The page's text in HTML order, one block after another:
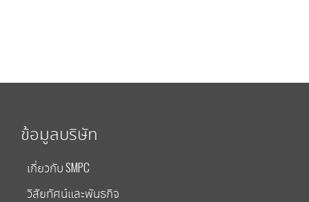
ข้อมูลบริษัท
เกี่ยวกับ SMPC
วิสัยทัศน์และพันธกิจ